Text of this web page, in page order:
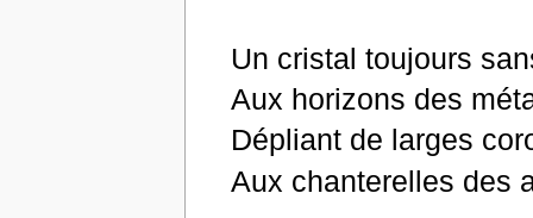
Un cristal toujours
Aux horizons des
Dépliant de larges
Aux chanterelles des